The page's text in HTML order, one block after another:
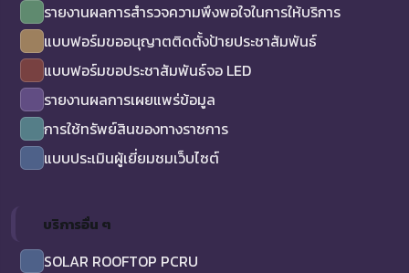
รายงานผลการสำรวจความพึงพอใจในการให้บริการ
แบบฟอร์มขออนุญาตติดตั้งป้ายประชาสัมพันธ์
แบบฟอร์มขอประชาสัมพันธ์จอ LED
รายงานผลการเผยแพร่ข้อมูล
การใช้ทรัพย์สินของทางราชการ
แบบประเมินผู้เยี่ยมชมเว็บไซต์
บริการอื่น ๆ
SOLAR ROOFTOP PCRU